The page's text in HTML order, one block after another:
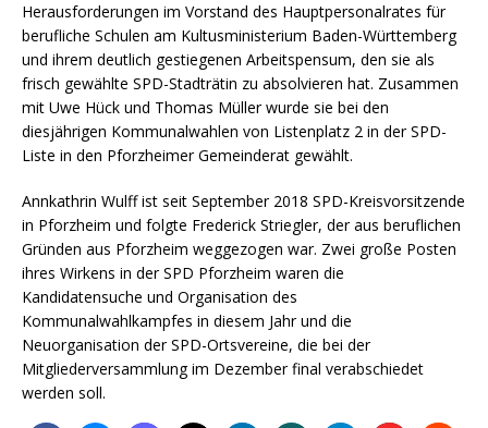
Herausforderungen im Vorstand des Hauptpersonalrates für
berufliche Schulen am Kultusministerium Baden-Württemberg
und ihrem deutlich gestiegenen Arbeitspensum, den sie als
frisch gewählte SPD-Stadträtin zu absolvieren hat. Zusammen
mit Uwe Hück und Thomas Müller wurde sie bei den
diesjährigen Kommunalwahlen von Listenplatz 2 in der SPD-
Liste in den Pforzheimer Gemeinderat gewählt.
Annkathrin Wulff ist seit September 2018 SPD-Kreisvorsitzende
in Pforzheim und folgte Frederick Striegler, der aus beruflichen
Gründen aus Pforzheim weggezogen war. Zwei große Posten
ihres Wirkens in der SPD Pforzheim waren die
Kandidatensuche und Organisation des
Kommunalwahlkampfes in diesem Jahr und die
Neuorganisation der SPD-Ortsvereine, die bei der
Mitgliederversammlung im Dezember final verabschiedet
werden soll.